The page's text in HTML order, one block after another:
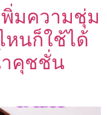
มความชุ่ม
หนก็ใช้ได้
คุชชั่น